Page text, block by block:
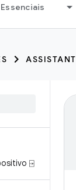
Essenciais
ASSISTANT
⍈